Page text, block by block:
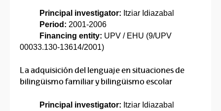
Principal investigator: Itziar Idiazabal
Period: 2001-2006
Financing entity: UPV / EHU (9/UPV
00033.130-13614/2001)
La adquisición del lenguaje en situaciones de
bilingüismo familiar y bilingüismo escolar
Principal investigator: Itziar Idiazabal